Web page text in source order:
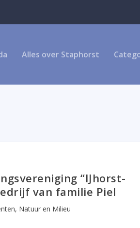
Alles over Staphorst
“IJhorst-
van familie Piel
, Natuur en Milieu